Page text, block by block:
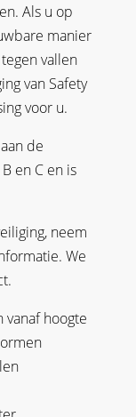
Als u op
manier
vallen
van Safety
voor u.
de
en C en is
neem
We
vanaf hoogte